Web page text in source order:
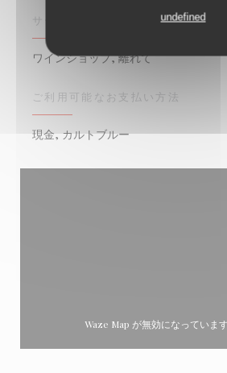
undefined
ワインショップ, 離れて
ご利用可能なお支払い方法
現金, カルトブルー
Waze Map が無効になっています